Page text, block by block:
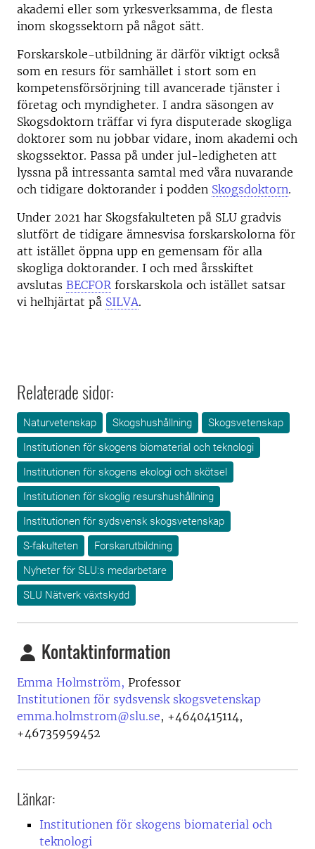
akademi eller som yrkesverksamma, de flesta
inom skogssektorn på något sätt.
Forskarskole-utbildning är därför viktigt också
som en resurs för samhället i stort som en
kompetensförsörjning till avancerade tjänster i
företag och myndigheter. I andra säsongen av
Skogsdoktorn träffar vi fyra disputerade skogliga
doktorer som nu jobbar vidare, inom akademi och
skogssektor. Passa på under jul-ledigheten att
lyssna på intressanta samtal med våra nuvarande
och tidigare doktorander i podden Skogsdoktorn.
Under 2021 har Skogsfakulteten på SLU gradvis
slutfört de tidigare ämnesvisa forskarskolorna för
att istället öppna upp en gemensam för alla
skogliga doktorander. I och med årsskiftet
avslutas BECFOR forskarskola och istället satsar
vi helhjärtat på SILVA.
Relaterade sidor:
Naturvetenskap Skogshushållning
Skogsvetenskap
Institutionen för skogens biomaterial och teknologi
Institutionen för skogens ekologi och skötsel
Institutionen för skoglig resurshushållning
Institutionen för sydsvensk skogsvetenskap
S-fakulteten
Forskarutbildning
Nyheter för SLU:s medarbetare
SLU Nätverk växtskydd
Kontaktinformation
Emma Holmström, Professor
Institutionen för sydsvensk skogsvetenskap
emma.holmstrom@slu.se, +4640415114,
+46735959452
Länkar:
Institutionen för skogens biomaterial och
teknologi